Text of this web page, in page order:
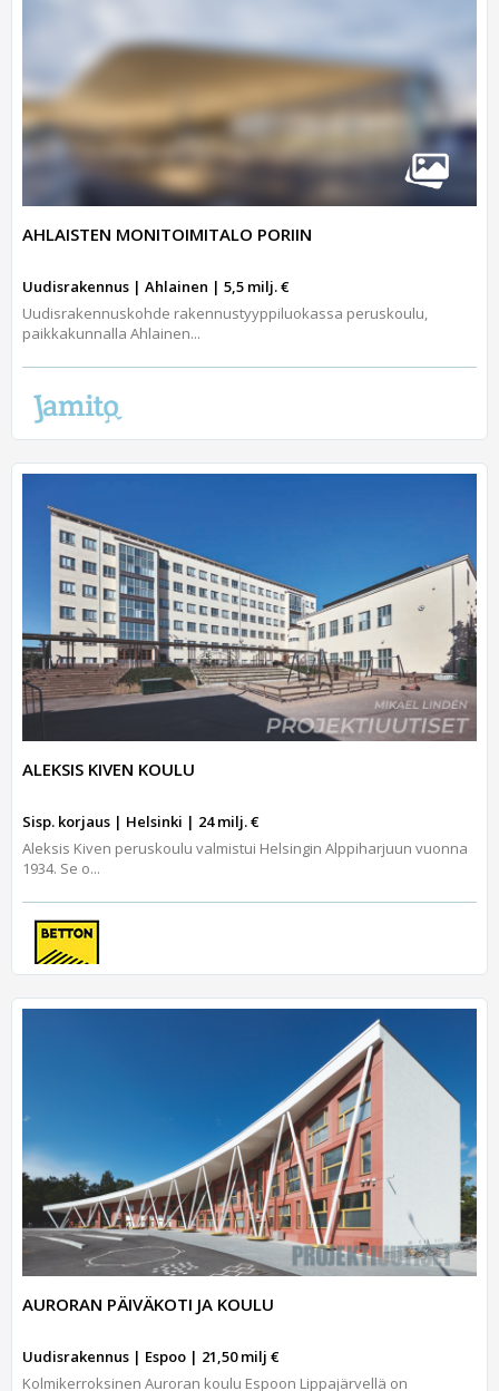
AHLAISTEN MONITOIMITALO PORIIN
Uudisrakennus | Ahlainen | 5,5 milj. €
Uudisrakennuskohde rakennustyyppiluokassa peruskoulu,
paikkakunnalla Ahlainen...
ALEKSIS KIVEN KOULU
Sisp. korjaus | Helsinki | 24 milj. €
Aleksis Kiven peruskoulu valmistui Helsingin Alppiharjuun vuonna
1934. Se o...
AURORAN PÄIVÄKOTI JA KOULU
Uudisrakennus | Espoo | 21,50 milj €
Kolmikerroksinen Auroran koulu Espoon Lippajärvellä on